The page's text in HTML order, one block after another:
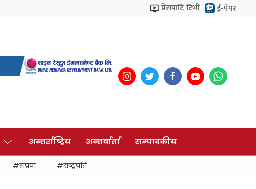
प्रेसपाटि टिभी ई-पेपर
अन्तर्राष्ट्रिय अन्तर्वार्ता सम्पादकीय
राप्रपा राष्ट्रपति